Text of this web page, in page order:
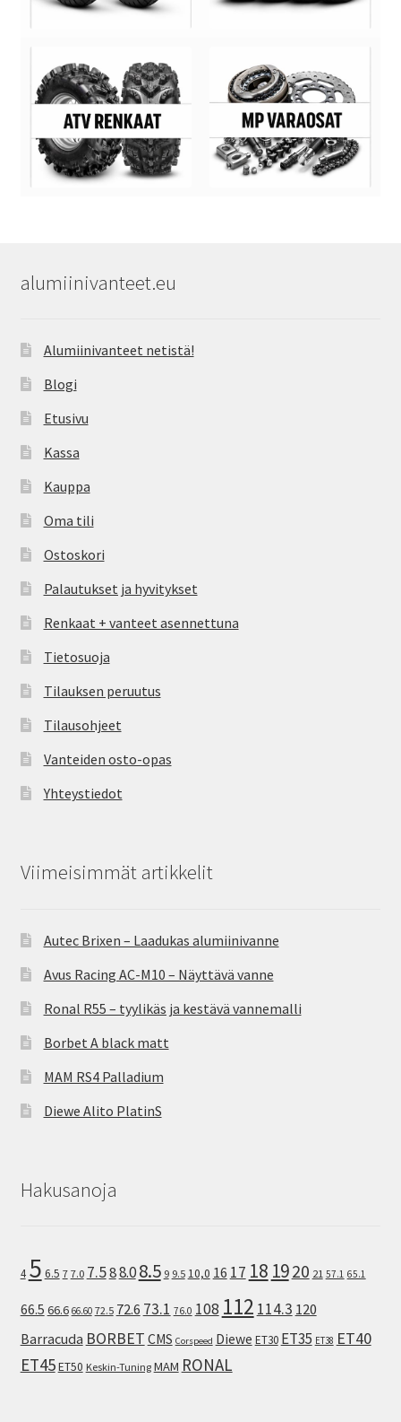
alumiinivanteet.eu
Alumiinivanteet netistä!
Blogi
Etusivu
Kassa
Kauppa
Oma tili
Ostoskori
Palautukset ja hyvitykset
Renkaat + vanteet asennettuna
Tietosuoja
Tilauksen peruutus
Tilausohjeet
Vanteiden osto-opas
Yhteystiedot
Viimeisimmät artikkelit
Autec Brixen – Laadukas alumiinivanne
Avus Racing AC-M10 – Näyttävä vanne
Ronal R55 – tyylikäs ja kestävä vannemalli
Borbet A black matt
MAM RS4 Palladium
Diewe Alito PlatinS
Hakusanoja
4 5 6.5 7 7.0 7.588.08.5 9 9.5 10,0 16 17 18 1920 21 57.1 65.1
66.5 66.6 66.60 72.5 72.6 73.1 76.0 108 112 114.3 120
Barracuda BORBET CMS Corspeed Diewe ET30 ET35 ET38 ET40
ET45ET50 Keskin-Tuning MAM RONAL